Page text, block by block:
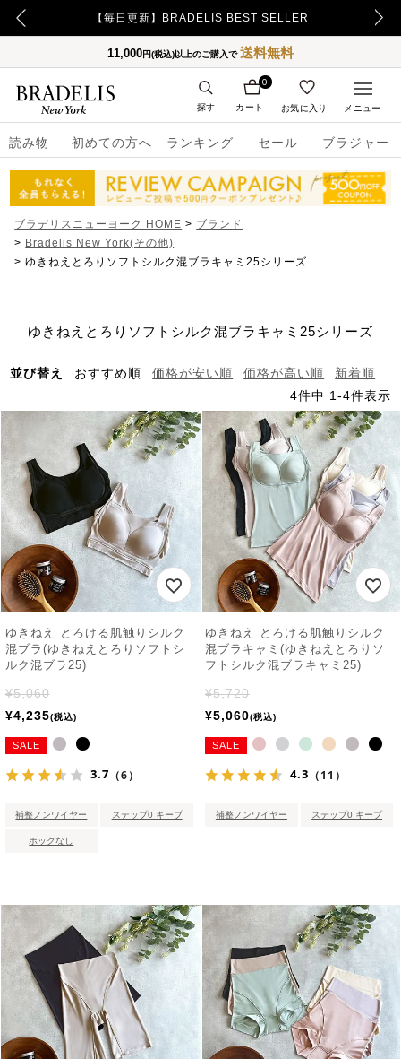
【毎日更新】BRADELIS BEST SELLER
11,000円(税込)以上のご購入で送料無料
読み物 初めての方へ ランキング セール ブラジャー
カート
0
お気に入り
探す メニュー
ブラデリスニューヨーク HOME
ブランド
Bradelis New York(その他)
ゆきねえとろりソフトシルク混ブラキャミ25シリーズ
ゆきねえとろりソフトシルク混ブラキャミ25シリーズ
並び替え おすすめ順 価格が安い順 価格が高い順
新着順
4件中 1 -4件表示
ゆきねえ とろける肌触りシルク
混ブラ(ゆきねえとろりソフトシ
ルク混ブラ25)
¥5,060
¥4,235 税込
SALE
3.7 （6）
補整ノンワイヤー ステップ0 キープ
ホックなし
ゆきねえ とろける肌触りシルク
混ブラキャミ(ゆきねえとろりソ
フトシルク混ブラキャミ25)
¥5,720
¥5,060 税込
SALE
4.3 （11）
補整ノンワイヤー ステップ0 キープ